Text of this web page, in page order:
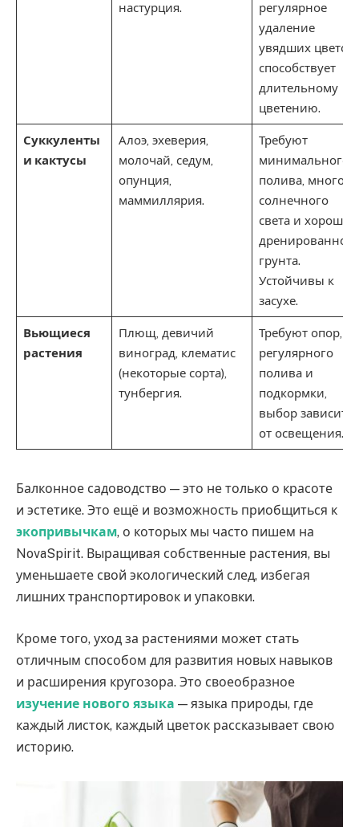
настурция.
регулярное
удаление
увядших цветов
способствует
длительному
цветению.
Суккуленты
и кактусы
Алоэ, эхеверия,
молочай, седум,
опунция,
маммиллярия.
Требуют
минимального
полива, много
солнечного
света и хорошо
дренированного
грунта.
Устойчивы к
засухе.
Вьющиеся
растения
Плющ, девичий
виноград, клематис
(некоторые сорта),
тунбергия.
Требуют опор,
регулярного
полива и
подкормки,
выбор зависит
от освещения.
Балконное садоводство — это не только о красоте
и эстетике. Это ещё и возможность приобщиться к
экопривычкам, о которых мы часто пишем на
NovaSpirit. Выращивая собственные растения, вы
уменьшаете свой экологический след, избегая
лишних транспортировок и упаковки.
Кроме того, уход за растениями может стать
отличным способом для развития новых навыков
и расширения кругозора. Это своеобразное
изучение нового языка — языка природы, где
каждый листок, каждый цветок рассказывает свою
историю.